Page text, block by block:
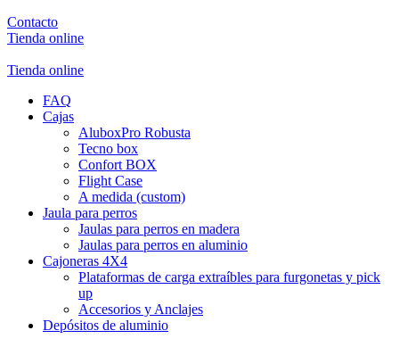
Contacto
Tienda online
Tienda online
FAQ
Cajas
AluboxPro Robusta
Tecno box
Confort BOX
Flight Case
A medida (custom)
Jaula para perros
Jaulas para perros en madera
Jaulas para perros en aluminio
Cajoneras 4X4
Plataformas de carga extraíbles para furgonetas y pick
up
Accesorios y Anclajes
Depósitos de aluminio